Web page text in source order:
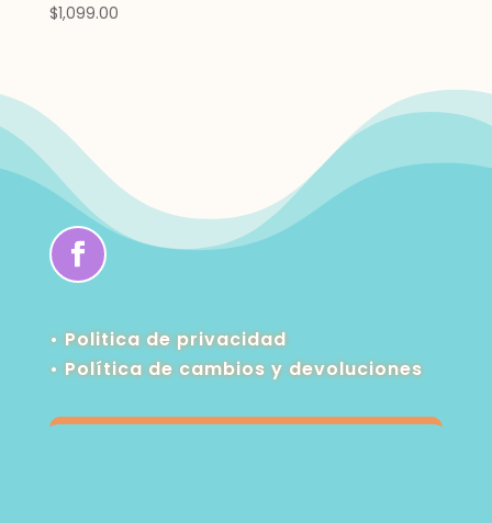
$1,099.00
• Politica de privacidad
•Política de cambios y devoluciones